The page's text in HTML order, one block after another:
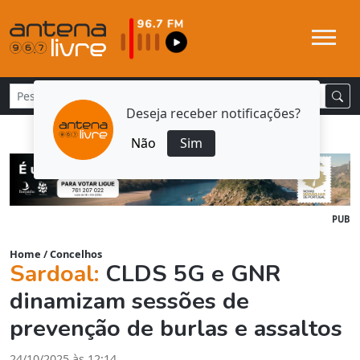
Deseja receber notificações?
Não
Sim
PUB
Home /Concelhos
Sardoal: CLDS 5G e GNR
dinamizam sessões de
prevenção de burlas e assaltos